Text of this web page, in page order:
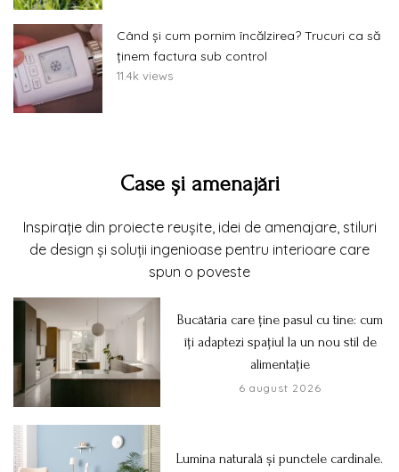
Când și cum pornim încălzirea? Trucuri ca să
ținem factura sub control
11.4k views
Case și amenajări
Inspirație din proiecte reușite, idei de amenajare, stiluri
de design și soluții ingenioase pentru interioare care
spun o poveste
Bucătăria care ține pasul cu tine: cum
îți adaptezi spațiul la un nou stil de
alimentație
6 august 2026
Lumina naturală și punctele cardinale.